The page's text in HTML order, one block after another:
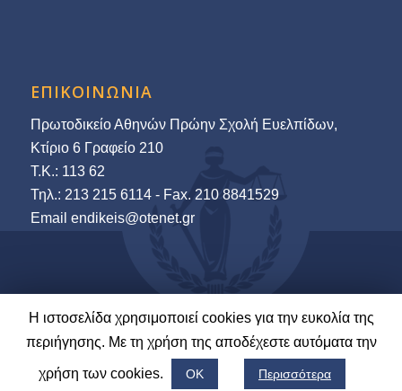
ΕΠΙΚΟΙΝΩΝΙΑ
Πρωτοδικείο Αθηνών Πρώην Σχολή Ευελπίδων,
Κτίριο 6 Γραφείο 210
Τ.Κ.: 113 62
Τηλ.: 213 215 6114 - Fax. 210 8841529
Εmail endikeis@otenet.gr
© 2022-23 Ένωση Δικαστών & Εισαγγελέων | Ανάπτυξη και Φιλοξενία:
Η ιστοσελίδα χρησιμοποιεί cookies για την ευκολία της
περιήγησης. Με τη χρήση της αποδέχεστε αυτόματα την
χρήση των cookies. ΟΚ Περισσότερα